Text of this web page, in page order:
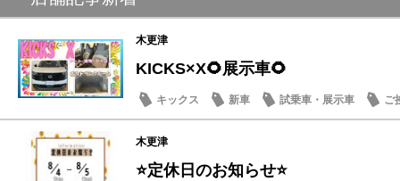
木更津
KICKS×X🌻展示車🌻
キックス 新車 試乗車・展示車 ご
木更津
⭐定休日のお知らせ⭐